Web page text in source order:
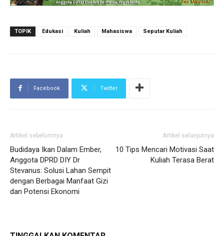
TOPIK Edukasi Kuliah Mahasiswa Seputar Kuliah
Facebook Twitter
Artikel sebelumnya
Budidaya Ikan Dalam Ember,
Anggota DPRD DIY Dr
Stevanus: Solusi Lahan Sempit
dengan Berbagai Manfaat Gizi
dan Potensi Ekonomi
Artikel selanjutnya
10 Tips Mencari Motivasi Saat
Kuliah Terasa Berat